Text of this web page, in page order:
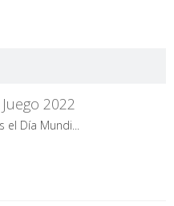
2022
Día Mundi...